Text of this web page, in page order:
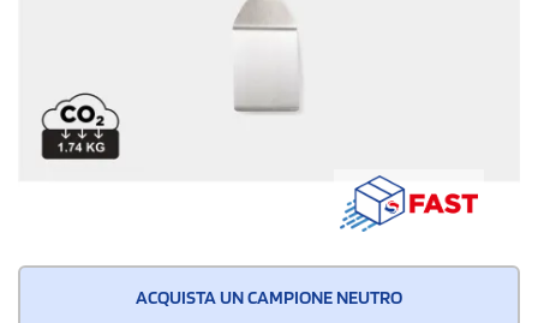
ACQUISTA UN CAMPIONE NEUTRO